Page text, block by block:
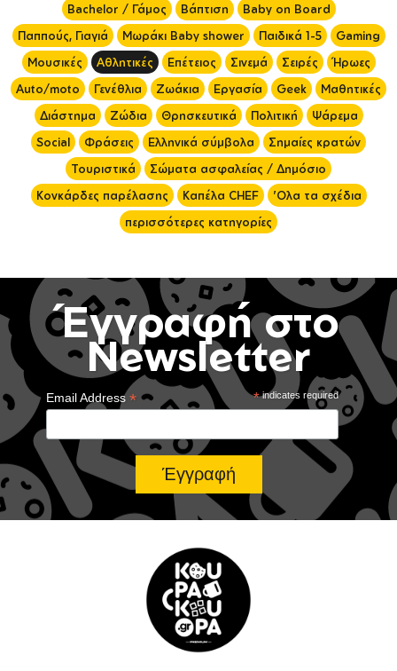
Bachelor / Γάμος
Βάπτιση
Baby on Board
Παππούς, Γιαγιά
Μωράκι Baby shower Παιδικά 1-5
Gaming
Μουσικές
Αθλητικές Επέτειος Σινεμά Σειρές
Ήρωες
Auto/moto
Γενέθλια Ζωάκια Εργασία Geek
Μαθητικές
Διάστημα
Ζώδια Θρησκευτικά Πολιτική
Ψάρεμα
Social
Φράσεις Ελληνικά σύμβολα
Σημαίες κρατών
Τουριστικά
Σώματα ασφαλείας / Δημόσιο
Κονκάρδες παρέλασης
Καπέλα CHEF
'Ολα τα σχέδια
περισσότερες κατηγορίες
Έγγραφή στο
Newsletter
*indicates required
Email Address*